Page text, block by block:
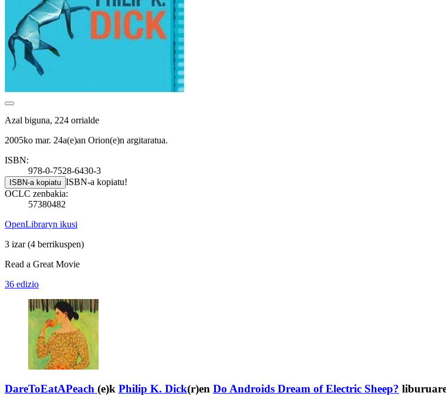
Azal biguna, 224 orrialde
2005ko mar. 24a(e)an Orion(e)n argitaratua.
ISBN:
978-0-7528-6430-3
ISBN-a kopiatu ISBN-a kopiatu!
OCLC zenbakia:
57380482
OpenLibraryn ikusi
3 izar(4 berrikuspen)
Read a Great Movie
36 edizio
DareToEatAPeach (e)k Philip K. Dick(r)en Do Androids Dream of Electric Sheep?